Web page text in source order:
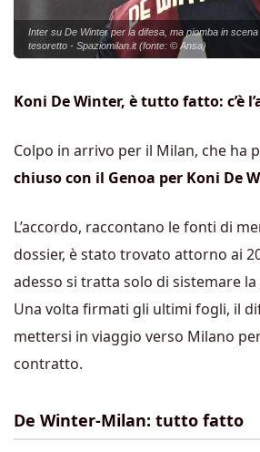
Inter su De Winter per la difesa, ma piomba in scena
tesoretto - Spaziomilan.it (fonte: © Ansa)
Koni De Winter, è tutto fatto: c’è
Colpo in arrivo per il Milan, che ha
chiuso con il Genoa per Koni De
L’accordo, raccontano le fonti di
dossier, è stato trovato attorno ai
adesso si tratta solo di sistemare
Una volta firmati gli ultimi fogli, il
mettersi in viaggio verso Milano
contratto.
De Winter-Milan: tutto fatto